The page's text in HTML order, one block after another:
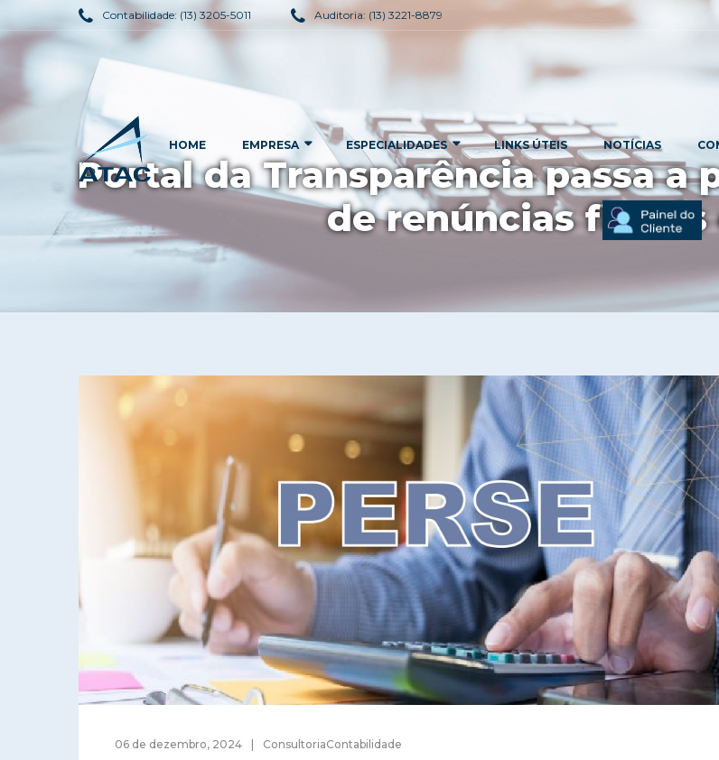
Contabilidade: (13) 3205-5011 Auditoria: (13) 3221-8879
HOME EMPRESA ESPECIALIDADES LINKS ÚTEIS NOTÍCIAS
Portal da Transparência passa
de renúncias fiscais
06 de dezembro, 2024 ConsultoriaContabilidade